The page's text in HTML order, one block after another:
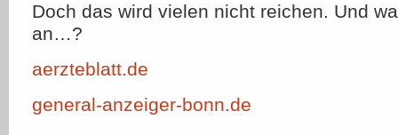
Doch das wird vielen nicht reichen. Und
an…?
aerzteblatt.de
general-anzeiger-bonn.de